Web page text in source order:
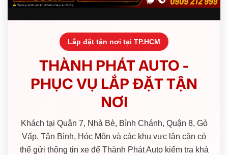
Lắp đặt tận nơi tại TP.HCM
THÀNH PHÁT AUTO -
PHỤC VỤ LẮP ĐẶT TẬN
NƠI
Khách tại Quận 7, Nhà Bè, Bình Chánh, Quận 8, Gò
Vấp, Tân Bình, Hóc Môn và các khu vực lân cận có
thể gửi thông tin xe để Thành Phát Auto kiểm tra khả